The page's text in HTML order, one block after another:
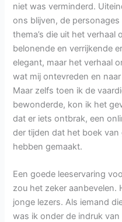
niet was verminderd.
ons blijven, de
thema’s die uit het verhaal
belonende en verrijkende
elegant, maar het verhaal
wat mij ontevreden en
Maar zelfs toen ik de
bewonderde, kon ik het
dat er iets ontbrak, een
der tijden dat het boek
hebben gemaakt.
Een goede leeservaring
zou het zeker aanbevelen.
jonge lezers. Als iemand
was ik onder de indruk van